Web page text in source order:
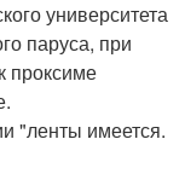
университета
паруса, при
проксиме
"ленты имеется.